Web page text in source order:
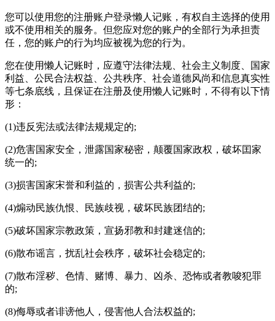
您可以使用您的注册账户登录懒人记账，有权自主选择的使用
或不使用相关的服务。但您应对您的账户的全部行为承担责
任，您的账户的行为均应被视为您的行为。
您在使用懒人记账时，应遵守法律法规、社会主义制度、国家
利益、公民合法权益、公共秩序、社会道德风尚和信息真实性
等七条底线，且保证在注册及使用懒人记账时，不得有以下情
形：
(1)违反宪法或法律法规规定的;
(2)危害国家安全，泄露国家秘密，颠覆国家政权，破坏囯家
统一的;
(3)损害国家宋誉和利益的，损害公共利益的;
(4)煽动民族仇恨、民族歧视，破坏民族团结的;
(5)破坏国家宗教政策，宣扬邪教和封建迷信的;
(6)散布谣言，扰乱社会秩序，破坏社会稳定的;
(7)散布淫秽、色情、赌博、暴力、凶杀、恐怖或者教唆犯罪
的;
(8)侮辱或者诽谤他人，侵害他人合法权益的;